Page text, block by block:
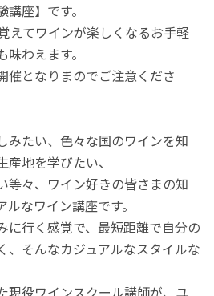
座】です。
えてワインが楽しくなるお手軽
わえます。
となりまのでご注意くださ
みたい、色々な国のワインを知
地を学びたい、
等々、ワイン好きの皆さまの知
なワイン講座です。
に行く感覚で、最短距離で自分の
、そんなカジュアルなスタイルな